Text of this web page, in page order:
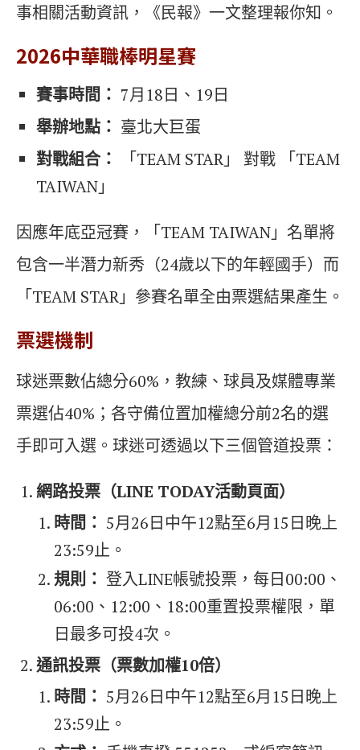
事相關活動資訊，《民報》一文整理報你知。
2026中華職棒明星賽
賽事時間： 7月18日、19日
舉辦地點： 臺北大巨蛋
對戰組合：
「TEAM STAR」 對戰 「TEAM
TAIWAN」
因應年底亞冠賽，「TEAM TAIWAN」名單將
包含一半潛力新秀（24歲以下的年輕國手）而
「TEAM STAR」參賽名單全由票選結果產生。
票選機制
球迷票數佔總分60%，教練、球員及媒體專業
票選佔40%；各守備位置加權總分前2名的選
手即可入選。球迷可透過以下三個管道投票：
網路投票（LINE TODAY活動頁面）
時間： 5月26日中午12點至6月15日晚上
23:59止。
規則： 登入LINE帳號投票，每日00:00、
06:00、12:00、18:00重置投票權限，單
日最多可投4次。
通訊投票（票數加權10倍）
時間： 5月26日中午12點至6月15日晚上
23:59止。